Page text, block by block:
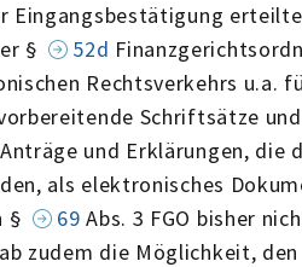
Eingangsbestätigung
§
52d
Rechtsverkehrs u.a.
Schriftsätze
und Erklärungen, die
als elektronisches
§
69 Abs. 3 FGO bisher
zudem die Möglichkeit,